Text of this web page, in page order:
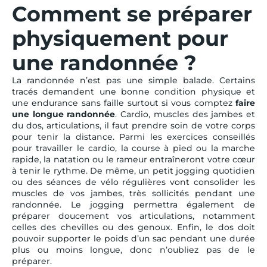
Comment se préparer
physiquement pour
une randonnée ?
La randonnée n’est pas une simple balade. Certains
tracés demandent une bonne condition physique et
une endurance sans faille surtout si vous comptez faire
une longue randonnée. Cardio, muscles des jambes et
du dos, articulations, il faut prendre soin de votre corps
pour tenir la distance. Parmi les exercices conseillés
pour travailler le cardio, la course à pied ou la marche
rapide, la natation ou le rameur entraîneront votre cœur
à tenir le rythme. De même, un petit jogging quotidien
ou des séances de vélo régulières vont consolider les
muscles de vos jambes, très sollicités pendant une
randonnée. Le jogging permettra également de
préparer doucement vos articulations, notamment
celles des chevilles ou des genoux. Enfin, le dos doit
pouvoir supporter le poids d’un sac pendant une durée
plus ou moins longue, donc n’oubliez pas de le
préparer.